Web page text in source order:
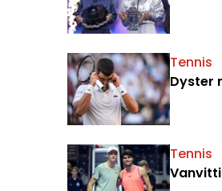
Tennis
Dyster
Tennis